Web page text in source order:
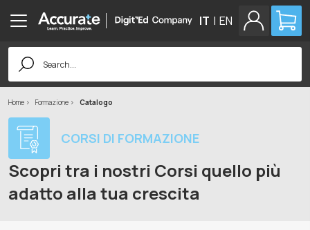
IT | EN
Search
for:
Home Formazione Catalogo
CORSI DI FORMAZIONE
Scopri tra i nostri Corsi quello più
adatto alla tua crescita